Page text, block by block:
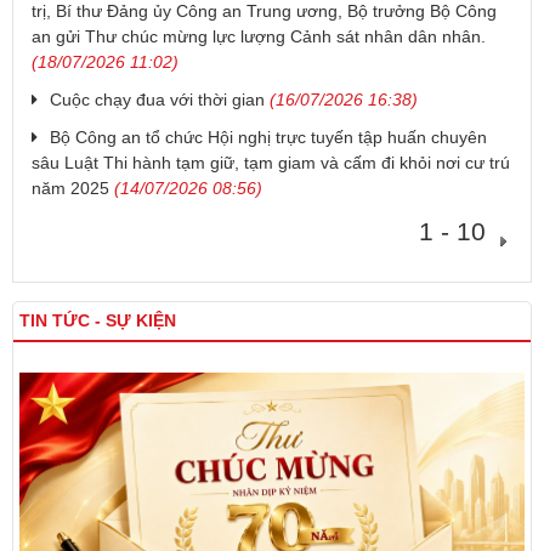
trị, Bí thư Đảng ủy Công an Trung ương, Bộ trưởng Bộ Công
an gửi Thư chúc mừng lực lượng Cảnh sát nhân dân nhân.
(18/07/2026 11:02)
Cuộc chạy đua với thời gian (16/07/2026 16:38)
Bộ Công an tổ chức Hội nghị trực tuyến tập huấn chuyên
sâu Luật Thi hành tạm giữ, tạm giam và cấm đi khỏi nơi cư trú
năm 2025 (14/07/2026 08:56)
1 - 10
TIN TỨC - SỰ KIỆN